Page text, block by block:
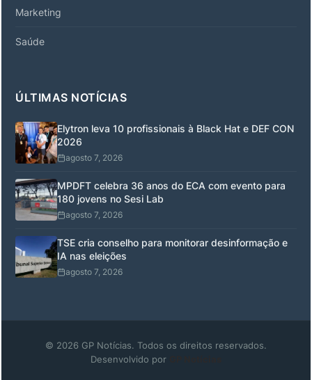
Marketing
Saúde
ÚLTIMAS NOTÍCIAS
Elytron leva 10 profissionais à Black Hat e DEF CON
2026
agosto 7, 2026
MPDFT celebra 36 anos do ECA com evento para
180 jovens no Sesi Lab
agosto 7, 2026
TSE cria conselho para monitorar desinformação e
IA nas eleições
agosto 7, 2026
© 2026 GP Notícias. Todos os direitos reservados.
Desenvolvido por